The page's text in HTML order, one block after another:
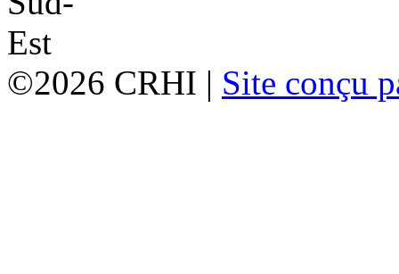
©2026 CRHI | Site conçu